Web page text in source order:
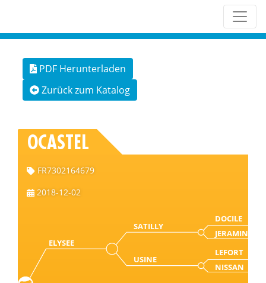
PDF Herunterladen
Zurück zum Katalog
OCASTEL
FR7302164679
2018-12-02
ELYSEE
SATILLY
DOCILE
JERAMINE
USINE
LEFORT
NISSAN